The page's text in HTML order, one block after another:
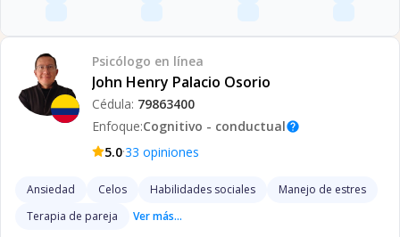
Psicólogo en línea
John Henry Palacio Osorio
Cédula: 79863400
Enfoque:Cognitivo - conductualhelp
5.0·33 opiniones
Ansiedad Celos Habilidades sociales
Manejo de estres
Terapia de pareja
Ver más...